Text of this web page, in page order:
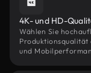
4K- und HD-
Wählen Sie
Produktionsqualität
und